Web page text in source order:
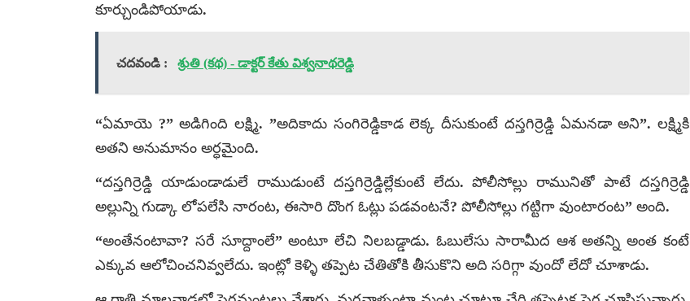
కూర్చుండిపోయాడు.
చదవండి : శ్రుతి (కథ) - డాక్టర్ కేతు విశ్వనాథరెడ్డి
“ఏమాయె ?” అడిగింది లక్ష్మి. ”అదికాదు సంగిరెడ్డికాడ లెక్క దీసుకుంటే దస్తగిర్రెడ్డి ఏమనడా అని”. లక్ష్మికి
అతని అనుమానం అర్ధమైంది.
“దస్తగిర్రెడ్డి యాడుండాడులే రాముడుంటే దస్తగిర్రెడ్డిల్లేకుంటే లేదు. పోలీసోల్లు రామునితో పాటే దస్తగిర్రెడ్డి
అల్లున్ని గుడ్కా లోపలేసి నారంట, ఈసారి దొంగ ఓట్లు పడవంటనే? పోలీసోల్లు గట్టిగా వుంటారంట” అంది.
“అంతేనంటావా? సరే సూద్దాంలే” అంటూ లేచి నిలబడ్డాడు. ఓబులేసు సారామీద ఆశ అతన్ని అంత కంటే
ఎక్కువ ఆలోచించనివ్వలేదు. ఇంట్లో కెళ్ళి తప్పెట చేతితోకి తీసుకొని అది సరిగ్గా వుందో లేదో చూశాడు.